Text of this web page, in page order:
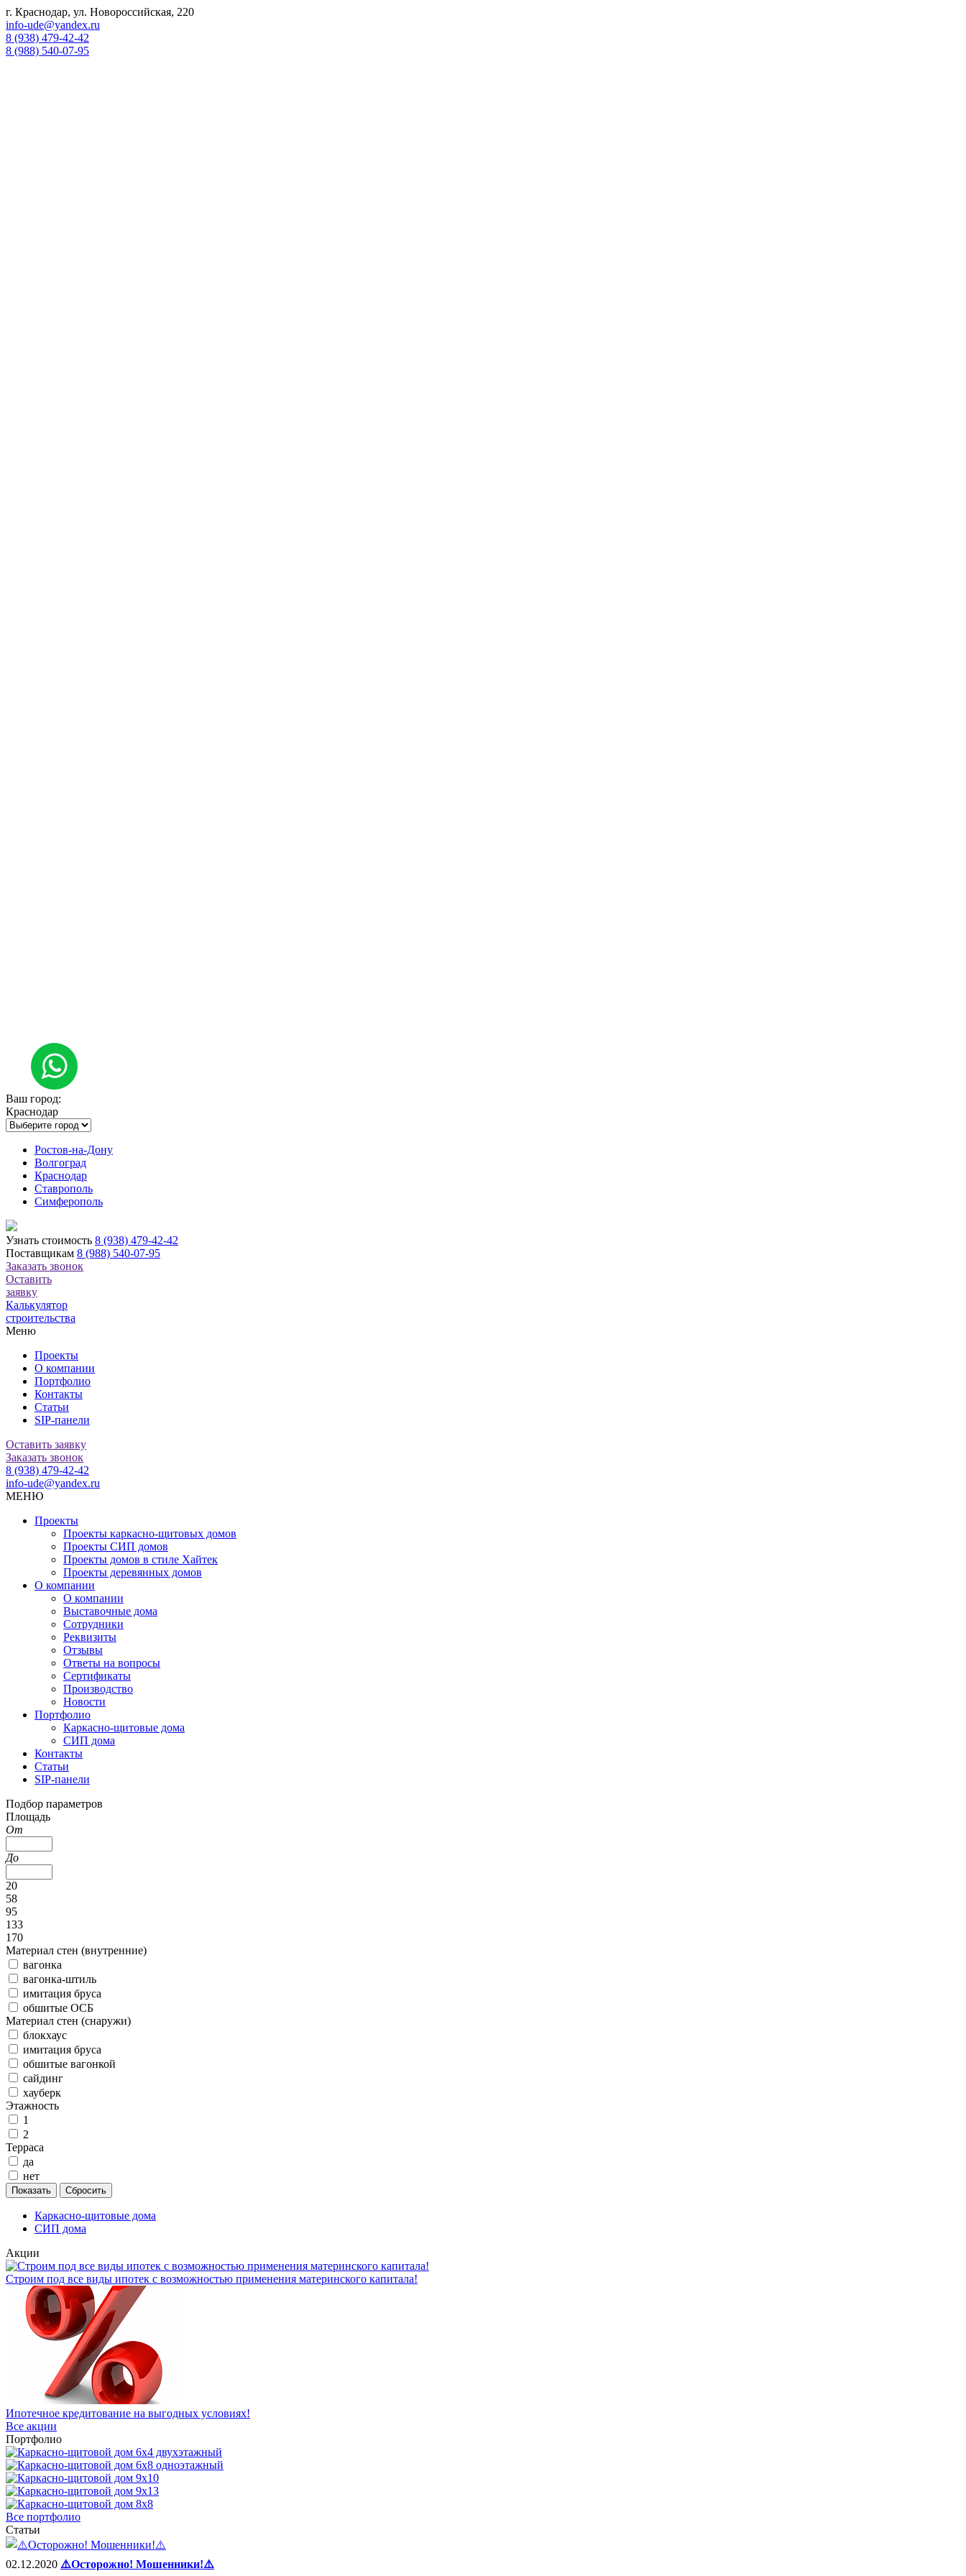
г. Краснодар, ул. Новороссийская, 220
info-ude@yandex.ru
8 (938) 479-42-42
8 (988) 540-07-95
Ваш город:
Краснодар
Ростов-на-Дону
Волгоград
Краснодар
Ставрополь
Симферополь
Узнать стоимость 8 (938) 479-42-42
Поставщикам 8 (988) 540-07-95
Заказать звонок
Оставить
заявку
Калькулятор
строительства
Меню
Проекты
О компании
Портфолио
Контакты
Статьи
SIP-панели
Оставить заявку
Заказать звонок
8 (938) 479-42-42
info-ude@yandex.ru
МЕНЮ
Проекты
Проекты каркасно-щитовых домов
Проекты СИП домов
Проекты домов в стиле Хайтек
Проекты деревянных домов
О компании
О компании
Выставочные дома
Сотрудники
Реквизиты
Отзывы
Ответы на вопросы
Сертификаты
Производство
Новости
Портфолио
Каркасно-щитовые дома
СИП дома
Контакты
Статьи
SIP-панели
Подбор параметров
Площадь
От
До
20
58
95
133
170
Материал стен (внутренние)
вагонка
вагонка-штиль
имитация бруса
обшитые ОСБ
Материал стен (снаружи)
блокхаус
имитация бруса
обшитые вагонкой
сайдинг
хауберк
Этажность
1
2
Терраса
да
нет
Каркасно-щитовые дома
СИП дома
Акции
Строим под все виды ипотек с возможностью применения материнского капитала!
Ипотечное кредитование на выгодных условиях!
Все акции
Портфолио
Все портфолио
Статьи
02.12.2020 ⚠️Осторожно! Мошенники!⚠️